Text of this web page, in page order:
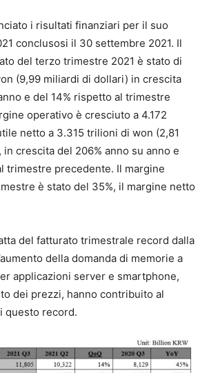
i risultati finanziari per il suo
conclusosi il 30 settembre 2021. Il
del terzo trimestre 2021 è stato di
(9,99 miliardi di dollari) in crescita
e del 14% rispetto al trimestre
operativo è cresciuto a 4.172
netto a 3.315 trilioni di won (2,81
crescita del 206% anno su anno e
trimestre precedente. Il margine
è stato del 35%, il margine netto
del fatturato trimestrale record dalla
della domanda di memorie a
applicazioni server e smartphone,
dei prezzi, hanno contribuito al
questo record.